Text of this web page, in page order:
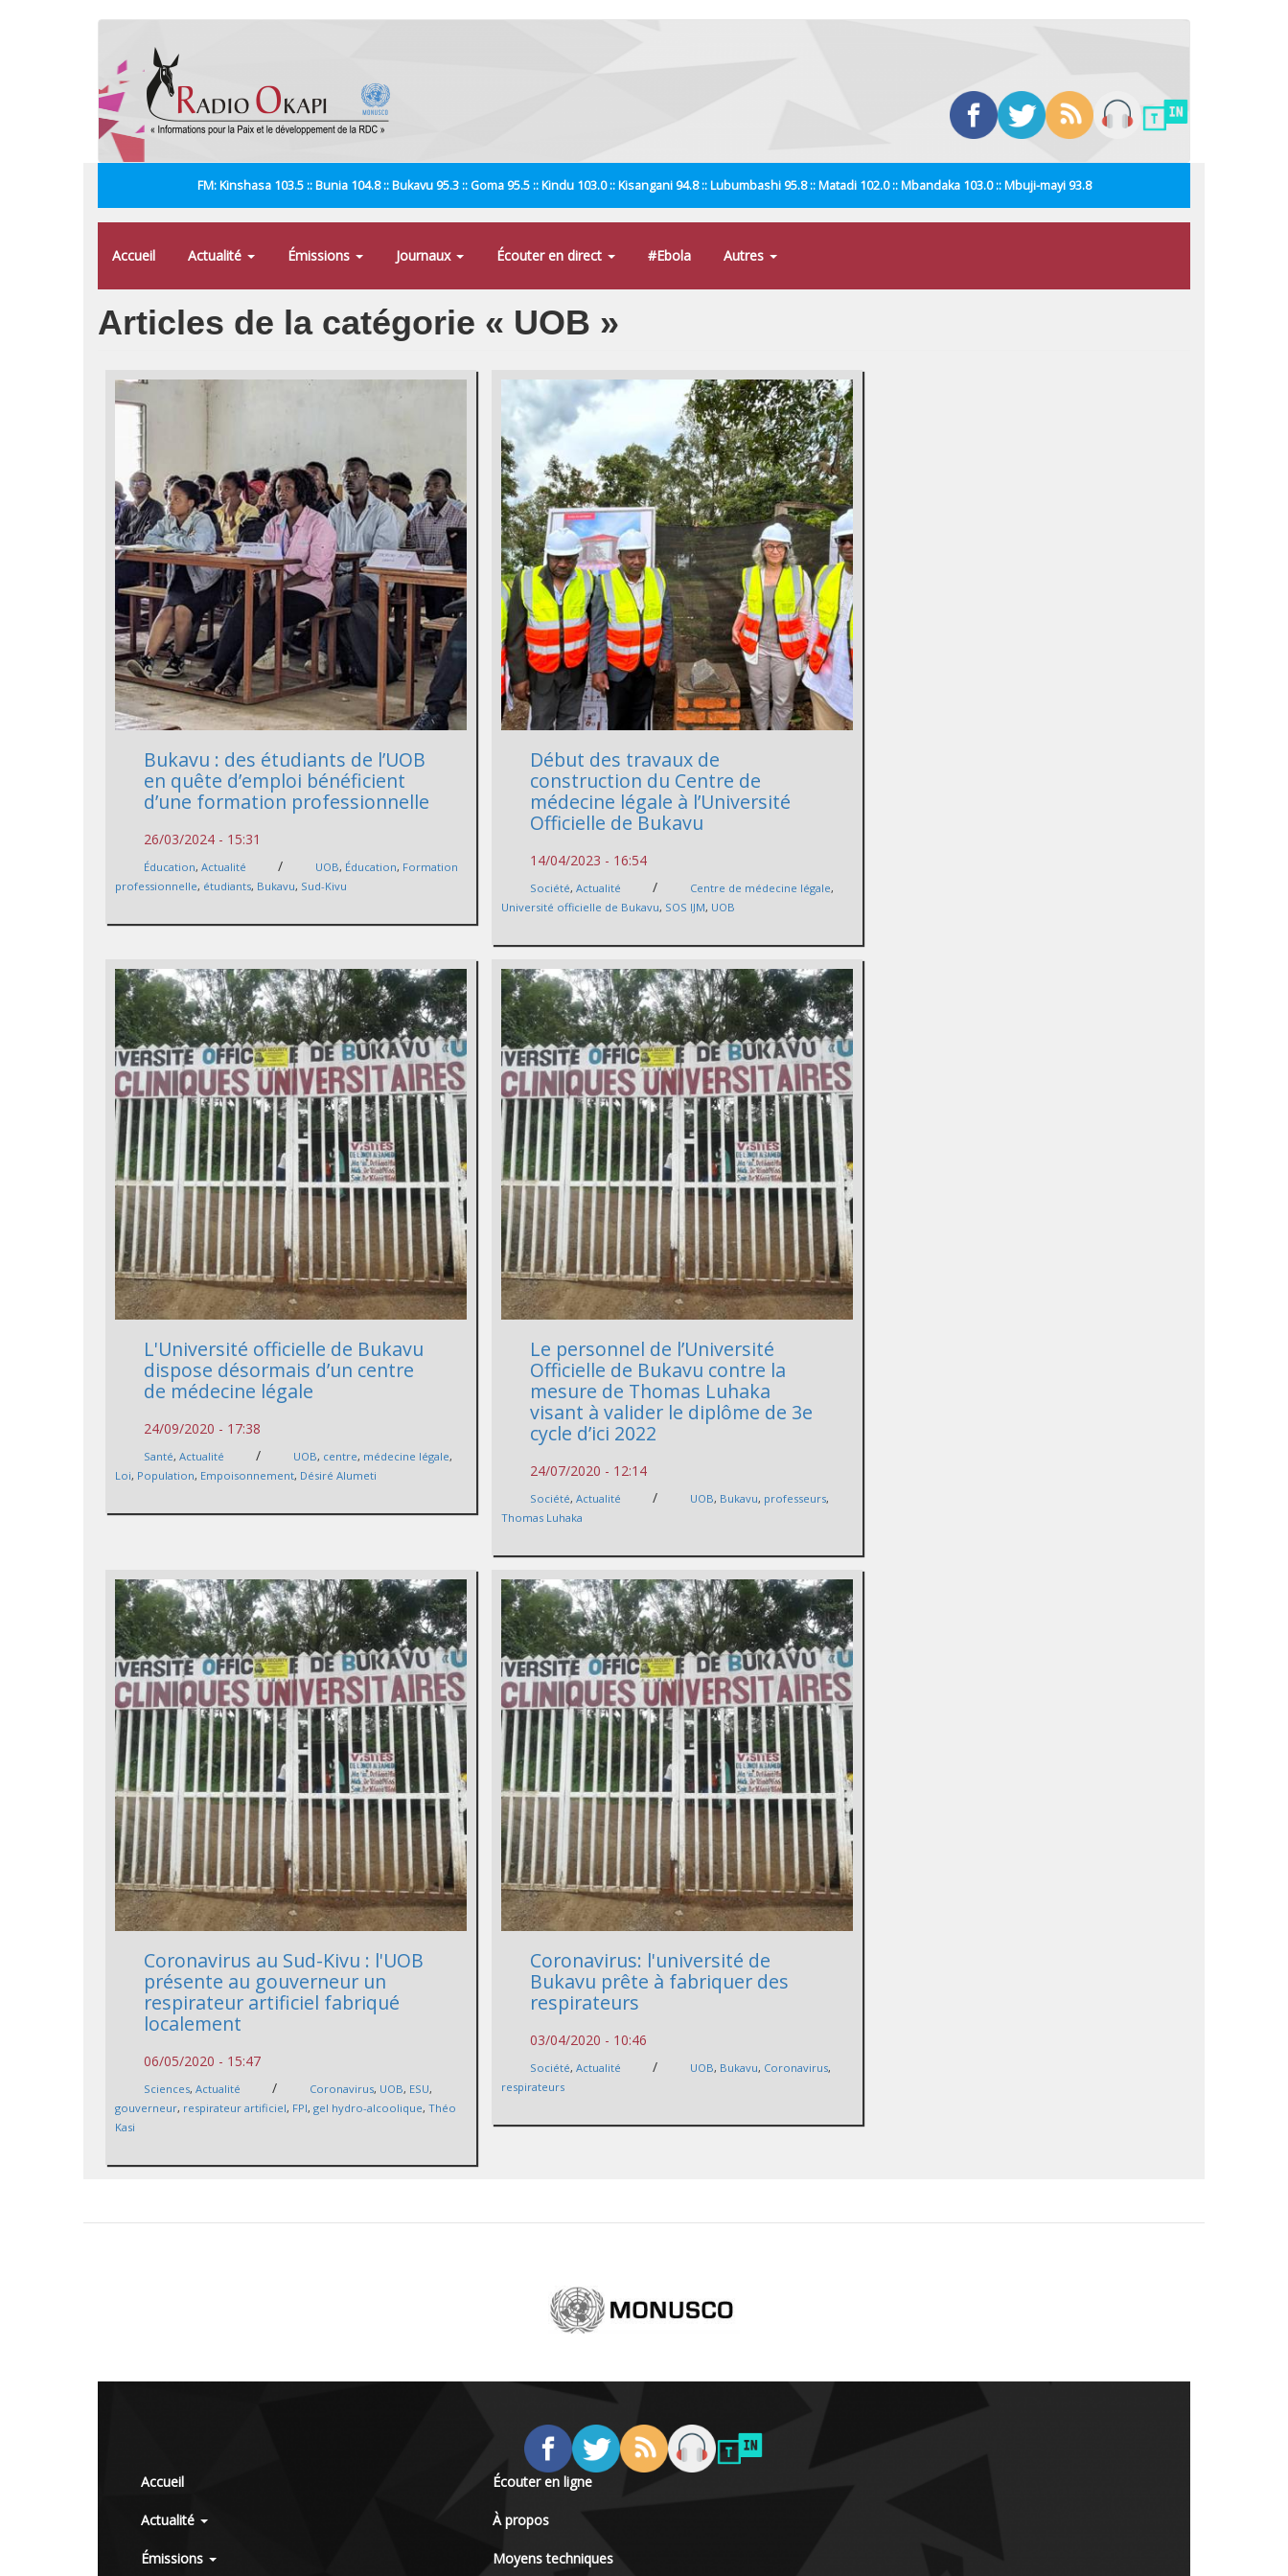
FM: Kinshasa 103.5 :: Bunia 104.8 :: Bukavu 95.3 :: Goma 95.5 :: Kindu 103.0 :: Kisangani 94.8 :: Lubumbashi 95.8 :: Matadi 102.0 :: Mbandaka 103.0 :: Mbuji-mayi 93.8
Accueil Actualité Émissions Journaux Écouter en direct #Ebola Autres
Articles de la catégorie « UOB »
Bukavu : des étudiants de l’UOB
en quête d’emploi bénéficient
d’une formation professionnelle
26/03/2024 - 15:31
Éducation,Actualité / UOB, Éducation, Formation
professionnelle, étudiants, Bukavu, Sud-Kivu
Début des travaux de
construction du Centre de
médecine légale à l’Université
Officielle de Bukavu
14/04/2023 - 16:54
Société,Actualité / Centre de médecine légale,
Université officielle de Bukavu, SOS IJM, UOB
L'Université officielle de Bukavu
dispose désormais d’un centre
de médecine légale
24/09/2020 - 17:38
Santé,Actualité / UOB, centre, médecine légale,
Loi, Population, Empoisonnement, Désiré Alumeti
Le personnel de l’Université
Officielle de Bukavu contre la
mesure de Thomas Luhaka
visant à valider le diplôme de 3e
cycle d’ici 2022
24/07/2020 - 12:14
Société,Actualité / UOB, Bukavu, professeurs,
Thomas Luhaka
Coronavirus au Sud-Kivu : l'UOB
présente au gouverneur un
respirateur artificiel fabriqué
localement
06/05/2020 - 15:47
Sciences,Actualité / Coronavirus, UOB, ESU,
gouverneur, respirateur artificiel, FPI,gel hydro-alcoolique,Théo
Kasi
Coronavirus: l'université de
Bukavu prête à fabriquer des
respirateurs
03/04/2020 - 10:46
Société,Actualité / UOB, Bukavu, Coronavirus,
respirateurs
Accueil
Actualité
Émissions
Écouter en ligne
À propos
Moyens techniques